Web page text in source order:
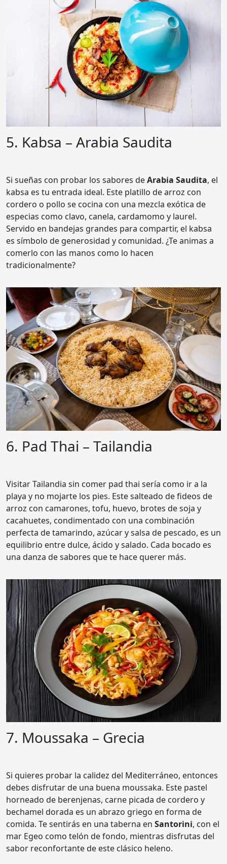
5. Kabsa – Arabia Saudita
Si sueñas con probar los sabores deArabia Saudita, el
kabsa es tu entrada ideal. Este platillo de arroz con
cordero o pollo se cocina con una mezcla exótica de
especias como clavo, canela, cardamomo y laurel.
Servido en bandejas grandes para compartir, el kabsa
es símbolo de generosidad y comunidad. ¿Te animas a
comerlo con las manos como lo hacen
tradicionalmente?
6. Pad Thai – Tailandia
Visitar Tailandia sin comer pad thai sería como ir a la
playa y no mojarte los pies. Este salteado de fideos de
arroz con camarones, tofu, huevo, brotes de soja y
cacahuetes, condimentado con una combinación
perfecta de tamarindo, azúcar y salsa de pescado, es un
equilibrio entre dulce, ácido y salado. Cada bocado es
una danza de sabores que te hace querer más.
7. Moussaka – Grecia
Si quieres probar la calidez del Mediterráneo, entonces
debes disfrutar de una buena moussaka. Este pastel
horneado de berenjenas, carne picada de cordero y
bechamel dorada es un abrazo griego en forma de
comida. Te sentirás en una taberna en Santorini, con el
mar Egeo como telón de fondo, mientras disfrutas del
sabor reconfortante de este clásico heleno.